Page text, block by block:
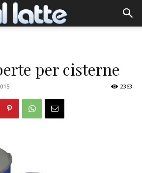
per cisterne
2363